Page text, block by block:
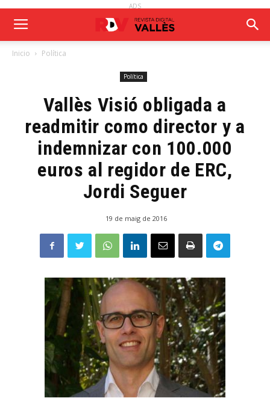
ADS
Inicio Política
Política
Vallès Visió obligada a
readmitir como director y a
indemnizar con 100.000
euros al regidor de ERC,
Jordi Seguer
19 de maig de 2016